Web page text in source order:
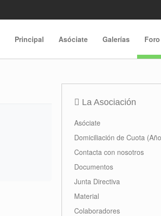
Principal Asóciate Galerías Foro
La Asociación
Asóciate
Domiciliación de Cuota
Contacta con nosotros
Documentos
Junta Directiva
Material
Colaboradores